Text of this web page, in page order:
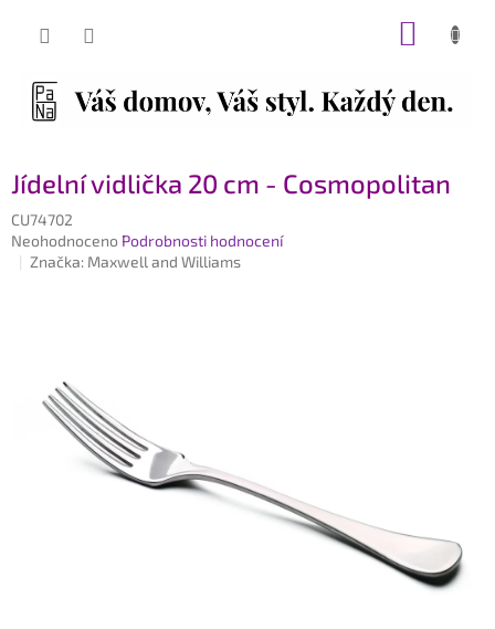
Jídelní vidlička 20 cm - Cosmopolitan
CU74702
Průměrné
hodnocení
hvězdiček.
Neohodnoceno Podrobnosti hodnocení
Značka: Maxwell and Williams